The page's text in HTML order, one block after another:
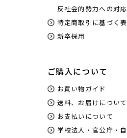
反社会的勢力への対応
特定商取引に基づく
新卒採用
ご購入について
お買い物ガイド
送料、お届けについて
お支払いについて
学校法人・官公庁・